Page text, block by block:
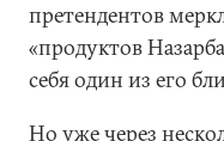
претендентов
«продуктов
себя один из его
Но уже через